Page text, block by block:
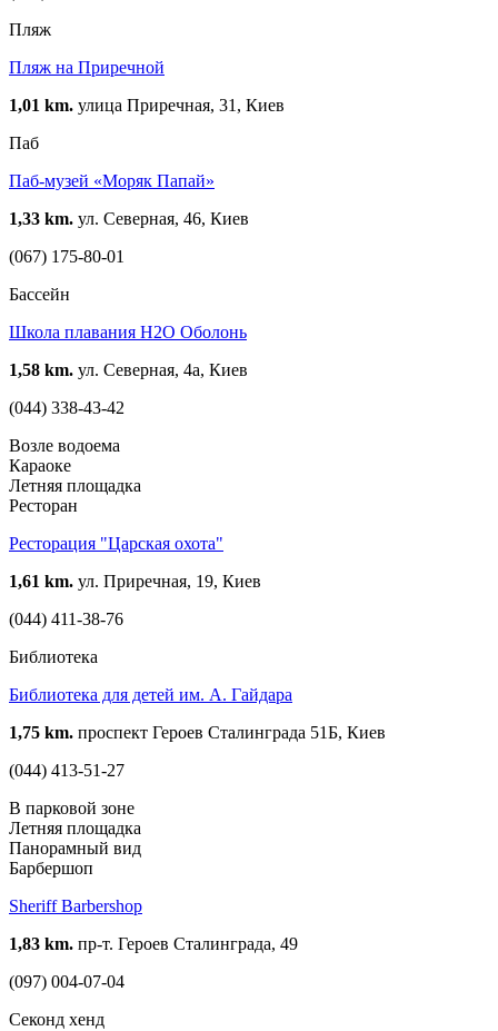
Пляж
Пляж на Приречной
1,01 km. улица Приречная, 31, Киев
Паб
Паб-музей «Моряк Папай»
1,33 km. ул. Северная, 46, Киев
(067) 175-80-01
Бассейн
Школа плавания H2O Оболонь
1,58 km. ул. Северная, 4а, Киев
(044) 338-43-42
Возле водоема
Караоке
Летняя площадка
Ресторан
Ресторация "Царская охота"
1,61 km. ул. Приречная, 19, Киев
(044) 411-38-76
Библиотека
Библиотека для детей им. А. Гайдара
1,75 km. проспект Героев Сталинграда 51Б, Киев
(044) 413-51-27
В парковой зоне
Летняя площадка
Панорамный вид
Барбершоп
Sheriff Barbershop
1,83 km. пр-т. Героев Сталинграда, 49
(097) 004-07-04
Cеконд хенд